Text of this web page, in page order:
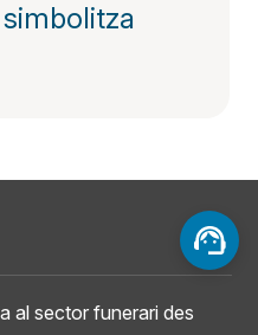
al sector funerari des